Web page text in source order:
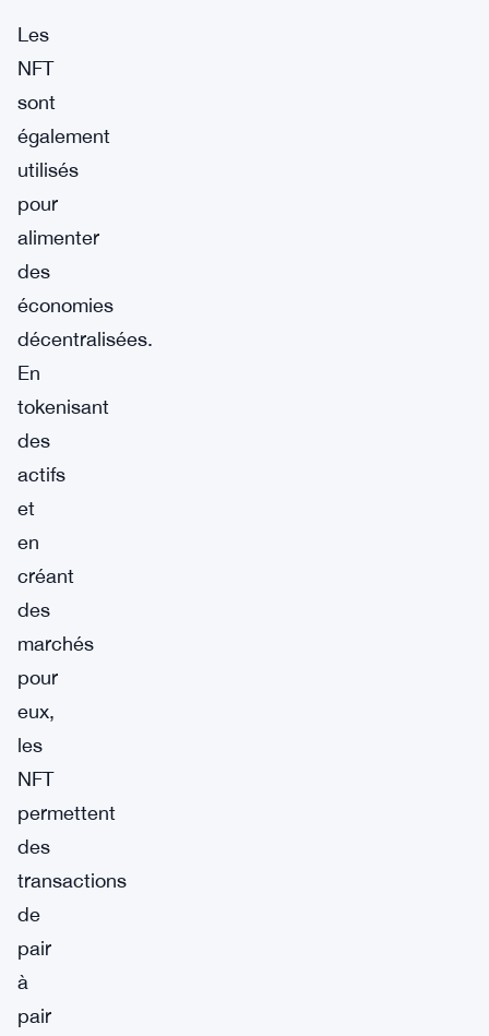
Les
NFT
sont
également
utilisés
pour
alimenter
des
économies
décentralisées.
En
tokenisant
des
actifs
et
en
créant
des
marchés
pour
eux,
les
NFT
permettent
des
transactions
de
pair
à
pair